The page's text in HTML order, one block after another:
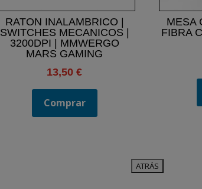
RATON INALAMBRICO |
SWITCHES MECANICOS |
3200DPI | MMWERGO
MARS GAMING
13,50€
Comprar
MESA
FIBRA